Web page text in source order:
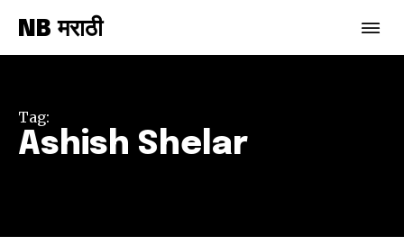
NB मराठी
Tag:
Ashish Shelar